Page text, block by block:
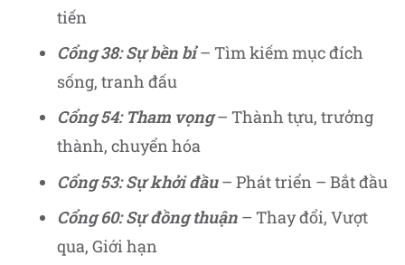
tiến
Cổng 38: Sự bền bỉ– Tìm kiếm mục đích
sống, tranh đấu
Cổng 54: Tham vọng– Thành tựu, trưởng
thành, chuyển hóa
Cổng 53: Sự khởi đầu– Phát triển – Bắt đầu
Cổng 60: Sự đồng thuận – Thay đổi, Vượt
qua, Giới hạn